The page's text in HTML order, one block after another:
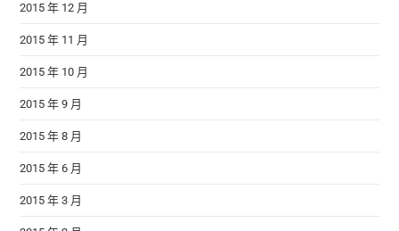
2015 年 12 月
2015 年 11 月
2015 年 10 月
2015 年 9 月
2015 年 8 月
2015 年 6 月
2015 年 3 月